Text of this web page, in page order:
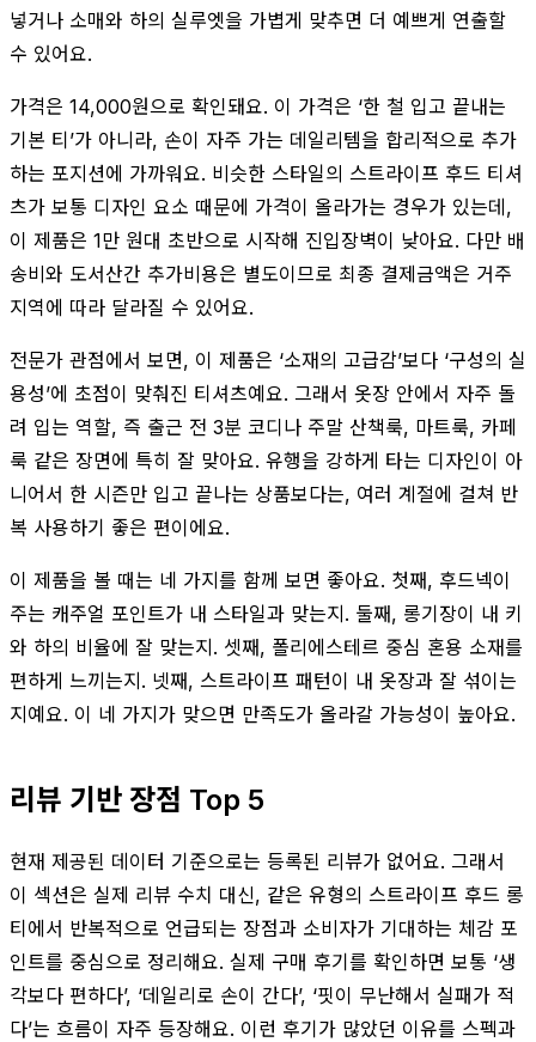
넣거나 소매와 하의 실루엣을 가볍게 맞추면 더 예쁘게 연출할
수 있어요.
가격은 14,000원으로 확인돼요. 이 가격은 ‘한 철 입고 끝내는
기본 티’가 아니라, 손이 자주 가는 데일리템을 합리적으로 추가
하는 포지션에 가까워요. 비슷한 스타일의 스트라이프 후드 티셔
츠가 보통 디자인 요소 때문에 가격이 올라가는 경우가 있는데,
이 제품은 1만 원대 초반으로 시작해 진입장벽이 낮아요. 다만 배
송비와 도서산간 추가비용은 별도이므로 최종 결제금액은 거주
지역에 따라 달라질 수 있어요.
전문가 관점에서 보면, 이 제품은 ‘소재의 고급감’보다 ‘구성의 실
용성’에 초점이 맞춰진 티셔츠예요. 그래서 옷장 안에서 자주 돌
려 입는 역할, 즉 출근 전 3분 코디나 주말 산책룩, 마트룩, 카페
룩 같은 장면에 특히 잘 맞아요. 유행을 강하게 타는 디자인이 아
니어서 한 시즌만 입고 끝나는 상품보다는, 여러 계절에 걸쳐 반
복 사용하기 좋은 편이에요.
이 제품을 볼 때는 네 가지를 함께 보면 좋아요. 첫째, 후드넥이
주는 캐주얼 포인트가 내 스타일과 맞는지. 둘째, 롱기장이 내 키
와 하의 비율에 잘 맞는지. 셋째, 폴리에스테르 중심 혼용 소재를
편하게 느끼는지. 넷째, 스트라이프 패턴이 내 옷장과 잘 섞이는
지예요. 이 네 가지가 맞으면 만족도가 올라갈 가능성이 높아요.
리뷰 기반 장점 Top 5
현재 제공된 데이터 기준으로는 등록된 리뷰가 없어요. 그래서
이 섹션은 실제 리뷰 수치 대신, 같은 유형의 스트라이프 후드 롱
티에서 반복적으로 언급되는 장점과 소비자가 기대하는 체감 포
인트를 중심으로 정리해요. 실제 구매 후기를 확인하면 보통 ‘생
각보다 편하다’, ‘데일리로 손이 간다’, ‘핏이 무난해서 실패가 적
다’는 흐름이 자주 등장해요. 이런 후기가 많았던 이유를 스펙과